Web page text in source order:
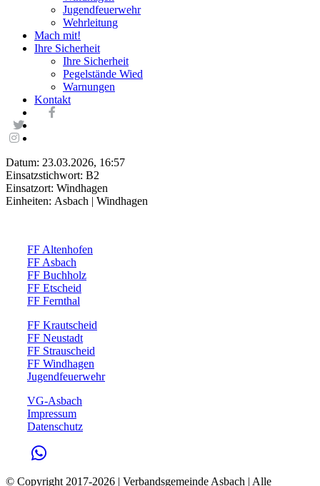
Jugendfeuerwehr
Wehrleitung
Mach mit!
Ihre Sicherheit
Ihre Sicherheit
Pegelstände Wied
Warnungen
Kontakt
Datum: 23.03.2026, 16:57
Einsatzstichwort: B2
Einsatzort: Windhagen
Einheiten: Asbach | Windhagen
FF Altenhofen
FF Asbach
FF Buchholz
FF Etscheid
FF Fernthal
FF Krautscheid
FF Neustadt
FF Strauscheid
FF Windhagen
Jugendfeuerwehr
VG-Asbach
Impressum
Datenschutz
© Copyright 2017-2026 | Verbandsgemeinde Asbach | Alle